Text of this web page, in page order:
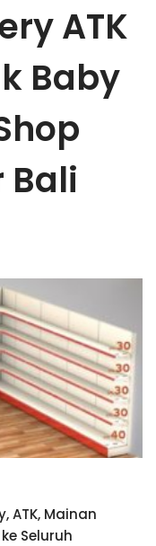
ATK
Baby
Bali
ATK, Mainan
Seluruh